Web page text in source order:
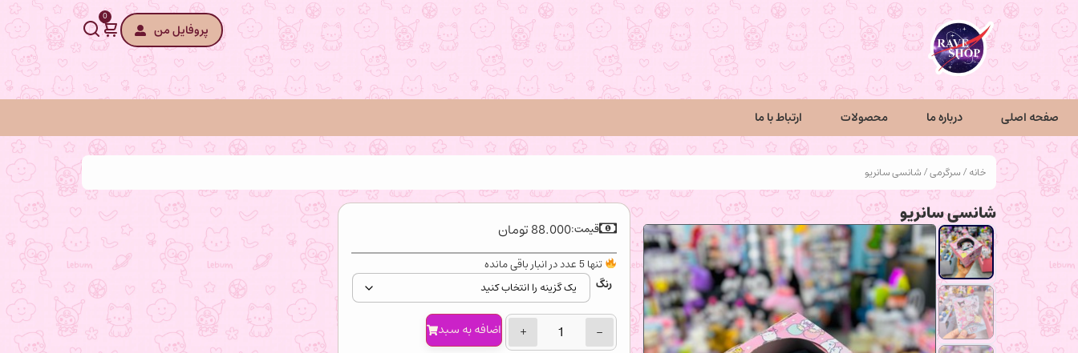
0
پروفایل من
صفحه اصلی درباره ما محصولات ارتباط با ما
خانه/سرگرمی/ شانسی سانریو
شانسی سانریو
قیمت:88.000تومان
تنها 5 عدد در انبار باقی مانده
رنگ
−
+ اضافه‌ به سبد